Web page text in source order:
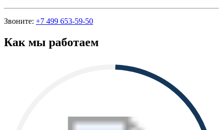
Звоните: +7 499 653-59-50
Как мы работаем